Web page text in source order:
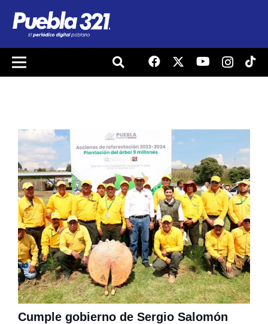
Cumple gobierno de Sergio Salomón